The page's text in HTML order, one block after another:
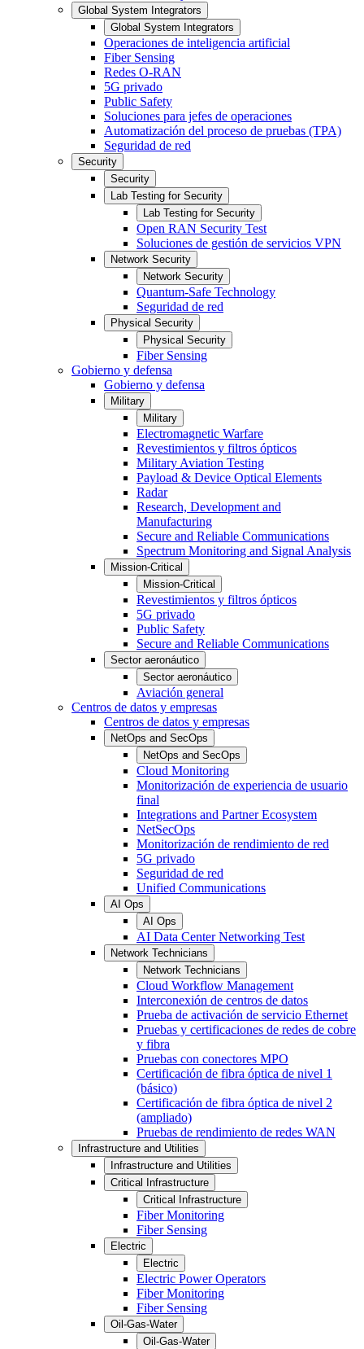
Global System Integrators
Global System Integrators
Operaciones de inteligencia artificial
Fiber Sensing
Redes O-RAN
5G privado
Public Safety
Soluciones para jefes de operaciones
Automatización del proceso de pruebas (TPA)
Seguridad de red
Security
Security
Lab Testing for Security
Lab Testing for Security
Open RAN Security Test
Soluciones de gestión de servicios VPN
Network Security
Network Security
Quantum-Safe Technology
Seguridad de red
Physical Security
Physical Security
Fiber Sensing
Gobierno y defensa
Gobierno y defensa
Military
Military
Electromagnetic Warfare
Revestimientos y filtros ópticos
Military Aviation Testing
Payload & Device Optical Elements
Radar
Research, Development and
Manufacturing
Secure and Reliable Communications
Spectrum Monitoring and Signal Analysis
Mission-Critical
Mission-Critical
Revestimientos y filtros ópticos
5G privado
Public Safety
Secure and Reliable Communications
Sector aeronáutico
Sector aeronáutico
Aviación general
Centros de datos y empresas
Centros de datos y empresas
NetOps and SecOps
NetOps and SecOps
Cloud Monitoring
Monitorización de experiencia de usuario
final
Integrations and Partner Ecosystem
NetSecOps
Monitorización de rendimiento de red
5G privado
Seguridad de red
Unified Communications
AI Ops
AI Ops
AI Data Center Networking Test
Network Technicians
Network Technicians
Cloud Workflow Management
Interconexión de centros de datos
Prueba de activación de servicio Ethernet
Pruebas y certificaciones de redes de cobre
y fibra
Pruebas con conectores MPO
Certificación de fibra óptica de nivel 1
(básico)
Certificación de fibra óptica de nivel 2
(ampliado)
Pruebas de rendimiento de redes WAN
Infrastructure and Utilities
Infrastructure and Utilities
Critical Infrastructure
Critical Infrastructure
Fiber Monitoring
Fiber Sensing
Electric
Electric
Electric Power Operators
Fiber Monitoring
Fiber Sensing
Oil-Gas-Water
Oil-Gas-Water